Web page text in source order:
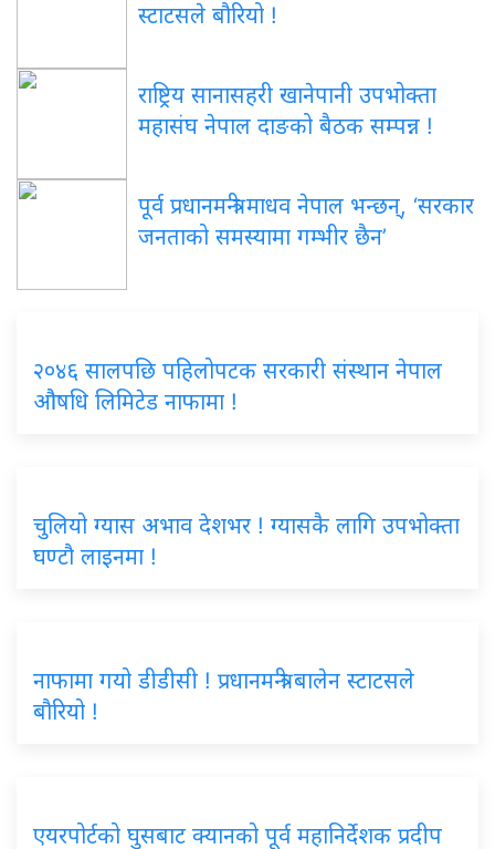
स्टाटसले बौरियो !
राष्ट्रिय सानासहरी खानेपानी उपभोक्ता
महासंघ नेपाल दाङको बैठक सम्पन्न !
पूर्व प्रधानमन्त्री माधव नेपाल भन्छन्, ‘सरकार
जनताको समस्यामा गम्भीर छैन’
२०४६ सालपछि पहिलोपटक सरकारी संस्थान नेपाल
औषधि लिमिटेड नाफामा !
चुलियो ग्यास अभाव देशभर ! ग्यासकै लागि उपभोक्ता
घण्टौ लाइनमा !
नाफामा गयो डीडीसी ! प्रधानमन्त्री बालेन स्टाटसले
बौरियो !
एयरपोर्टको घुसबाट क्यानको पूर्व महानिर्देशक प्रदीप